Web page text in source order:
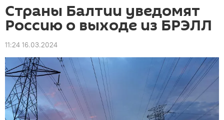
Страны Балтии уведомят
Россию о выходе из БРЭЛЛ
11:24 16.03.2024